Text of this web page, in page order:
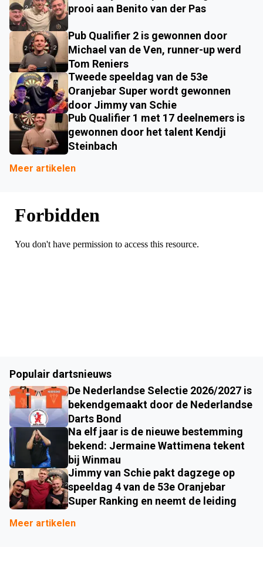
prooi aan Benito van der Pas
Pub Qualifier 2 is gewonnen door
Michael van de Ven, runner-up werd
Tom Reniers
Tweede speeldag van de 53e
Oranjebar Super wordt gewonnen
door Jimmy van Schie
Pub Qualifier 1 met 17 deelnemers is
gewonnen door het talent Kendji
Steinbach
Meer artikelen
Populair dartsnieuws
De Nederlandse Selectie 2026/2027 is
bekendgemaakt door de Nederlandse
Darts Bond
Na elf jaar is de nieuwe bestemming
bekend: Jermaine Wattimena tekent
bij Winmau
Jimmy van Schie pakt dagzege op
speeldag 4 van de 53e Oranjebar
Super Ranking en neemt de leiding
Meer artikelen